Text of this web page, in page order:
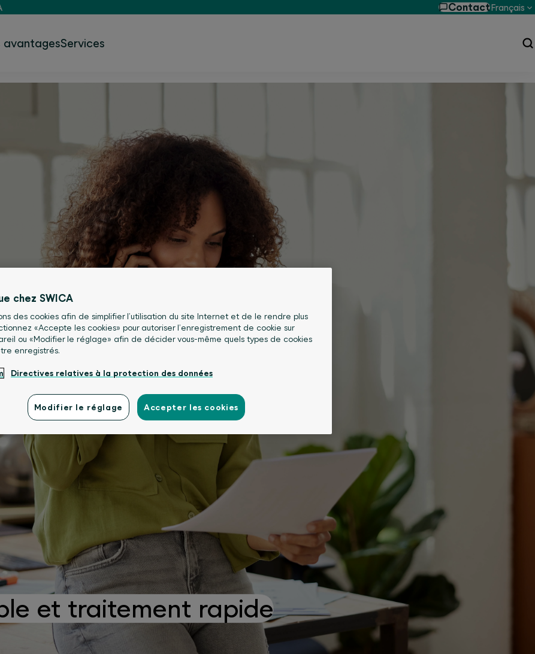
ContactFrançais
avantagesServices
et traitement rapide
chez SWICA
des cookies afin de simplifier l’utilisation du site Internet et de le rendre plus
«Accepte les cookies» pour autoriser l’enregistrement de cookie sur
ou «Modifier le réglage» afin de décider vous-même quels types de cookies
enregistrés.
Directives relatives à la protection des données
Modifier le réglage Accepter les cookies